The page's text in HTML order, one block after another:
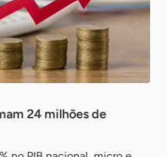
24 milhões de